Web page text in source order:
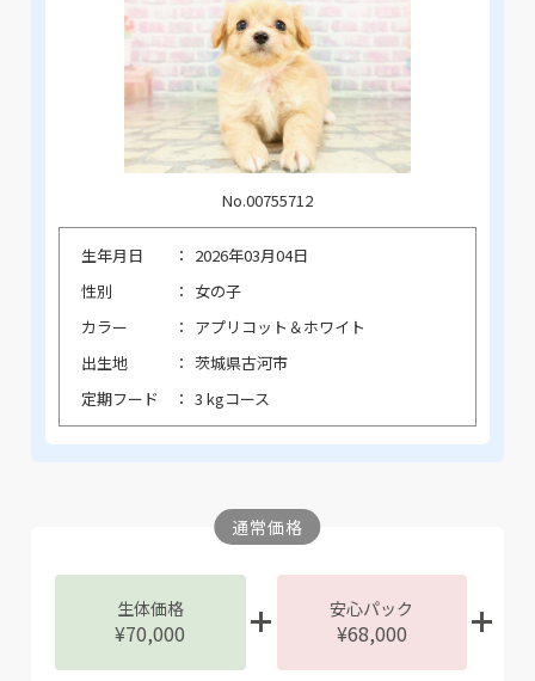
No.00755712
生年月日
2026年03月04日
性別
女の子
カラー
アプリコット＆ホワイト
出生地
茨城県古河市
定期フード
3 kgコース
通常価格
生体価格
¥70,000
安心パック
¥68,000